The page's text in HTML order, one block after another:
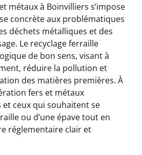
métaux à Boinvilliers s’impose
concrète aux problématiques
déchets métalliques et des
Le recyclage ferraille
de bon sens, visant à
réduire la pollution et
des matières premières. À
fers et métaux
et ceux qui souhaitent se
ou d’une épave tout en
réglementaire clair et